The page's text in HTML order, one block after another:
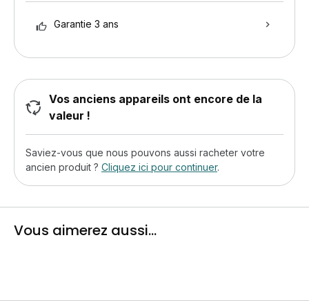
Garantie 3 ans
Vos anciens appareils ont encore de la
valeur !
Saviez-vous que nous pouvons aussi racheter votre
ancien produit ? Cliquez ici pour continuer.
Vous aimerez aussi...